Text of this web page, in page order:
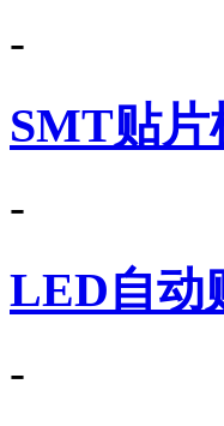
-
SMT贴片
-
LED自动
-